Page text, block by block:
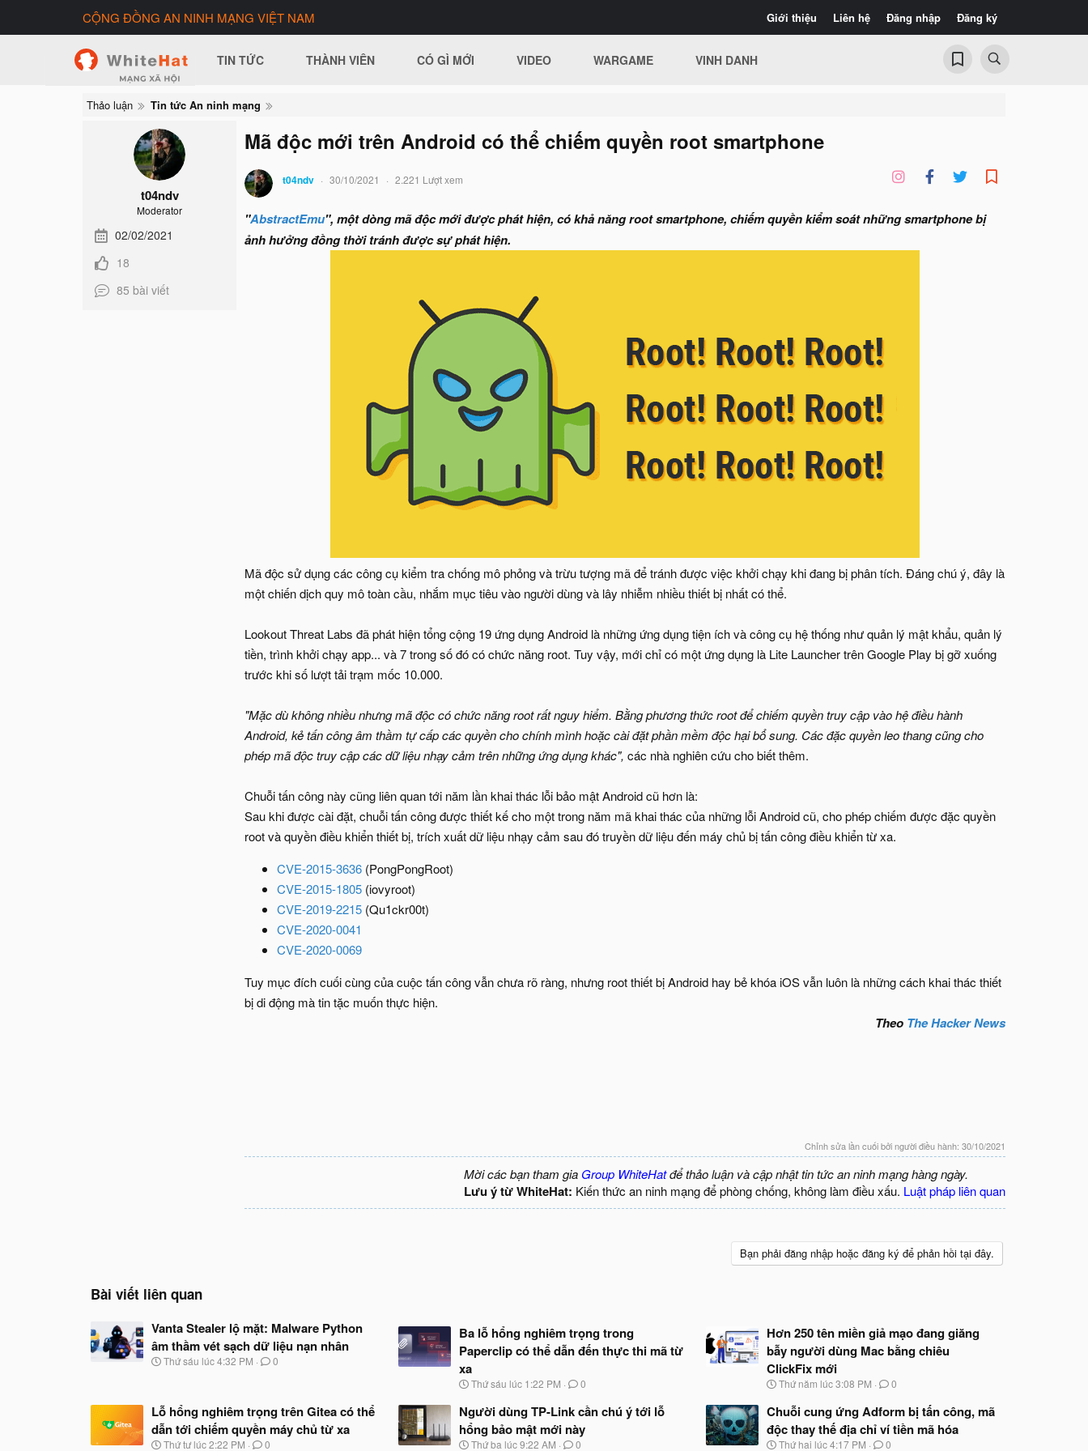
Giới thiệu Liên hệ Đăng nhập Đăng ký
CỘNG ĐỒNG AN NINH MẠNG VIỆT NAM
TIN TỨC THÀNH VIÊN CÓ GÌ MỚI VIDEO WARGAME VINH DANH
Thảo luận Tin tức An ninh mạng
t04ndv
Moderator
02/02/2021
18
85 bài viết
Mã độc mới trên Android có thể chiếm quyền root smartphone
t04ndv 30/10/2021 2.221 Lượt xem
"AbstractEmu", một dòng mã độc mới được phát hiện, có khả năng root smartphone, chiếm quyền kiểm soát những smartphone bị
ảnh hưởng đồng thời tránh được sự phát hiện.
Mã độc sử dụng các công cụ kiểm tra chống mô phỏng và trừu tượng mã để tránh được việc khởi chạy khi đang bị phân tích. Đáng chú ý, đây là
một chiến dịch quy mô toàn cầu, nhắm mục tiêu vào người dùng và lây nhiễm nhiều thiết bị nhất có thể.
Lookout Threat Labs đã phát hiện tổng cộng 19 ứng dụng Android là những ứng dụng tiện ích và công cụ hệ thống như quản lý mật khẩu, quản lý
tiền, trình khởi chạy app... và 7 trong số đó có chức năng root. Tuy vậy, mới chỉ có một ứng dụng là Lite Launcher trên Google Play bị gỡ xuống
trước khi số lượt tải trạm mốc 10.000.
"Mặc dù không nhiều nhưng mã độc có chức năng root rất nguy hiểm. Bằng phương thức root để chiếm quyền truy cập vào hệ điều hành
Android, kẻ tấn công âm thầm tự cấp các quyền cho chính mình hoặc cài đặt phần mềm độc hại bổ sung. Các đặc quyền leo thang cũng cho
phép mã độc truy cập các dữ liệu nhạy cảm trên những ứng dụng khác", các nhà nghiên cứu cho biết thêm.
Chuỗi tấn công này cũng liên quan tới năm lần khai thác lỗi bảo mật Android cũ hơn là:
Sau khi được cài đặt, chuỗi tấn công được thiết kế cho một trong năm mã khai thác của những lỗi Android cũ, cho phép chiếm được đặc quyền
root và quyền điều khiển thiết bị, trích xuất dữ liệu nhạy cảm sau đó truyền dữ liệu đến máy chủ bị tấn công điều khiển từ xa.
CVE-2015-3636 (PongPongRoot)
CVE-2015-1805 (iovyroot)
CVE-2019-2215 (Qu1ckr00t)
CVE-2020-0041
CVE-2020-0069
Tuy mục đích cuối cùng của cuộc tấn công vẫn chưa rõ ràng, nhưng root thiết bị Android hay bẻ khóa iOS vẫn luôn là những cách khai thác thiết
bị di động mà tin tặc muốn thực hiện.
Theo The Hacker News
Chỉnh sửa lần cuối bởi người điều hành: 30/10/2021
Mời các bạn tham gia Group WhiteHatđể thảo luận và cập nhật tin tức an ninh mạng hàng ngày.
Lưu ý từ WhiteHat: Kiến thức an ninh mạng để phòng chống, không làm điều xấu. Luật pháp liên quan
Bạn phải đăng nhập hoặc đăng ký để phản hồi tại đây.
Bài viết liên quan
Vanta Stealer lộ mặt: Malware Python
âm thầm vét sạch dữ liệu nạn nhân
N
b
ắ
t
Thứ sáu lúc 4:32 PM 0
Ba lỗ hổng nghiêm trọng trong
Paperclip có thể dẫn đến thực thi mã từ
xa
N
à
y
b
ắ
Thứ sáu lúc 1:22 PM 0
Hơn 250 tên miền giả mạo đang giăng
bẫy người dùng Mac bằng chiêu
ClickFix mới
N
à
b
ắ
Thứ năm lúc 3:08 PM 0
Lỗ hổng nghiêm trọng trên Gitea có thể
dẫn tới chiếm quyền máy chủ từ xa
N
Thứ tư lúc 2:22 PM 0
Người dùng TP-Link cần chú ý tới lỗ
hổng bảo mật mới này
N
Thứ ba lúc 9:22 AM 0
Chuỗi cung ứng Adform bị tấn công, mã
độc thay thế địa chỉ ví tiền mã hóa
N
Thứ hai lúc 4:17 PM 0